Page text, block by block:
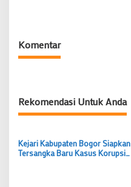
Komentar
Rekomendasi Untuk Anda
Kejari Kabupaten Bogor Siapkan
Tersangka Baru Kasus Korupsi